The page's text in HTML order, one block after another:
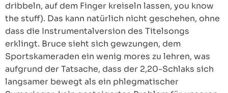
dribbeln, auf dem Finger kreiseln lassen, you know
the stuff). Das kann natürlich nicht geschehen, ohne
dass die Instrumentalversion des Titelsongs
erklingt. Bruce sieht sich gewzungen, dem
Sportskameraden ein wenig mores zu lehren, was
aufgrund der Tatsache, dass der 2,20-Schlaks sich
langsamer bewegt als ein phlegmatischer